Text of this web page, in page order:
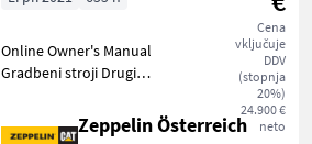
Cena
vključuje
DDV
(stopnja
20%)
24.900 €
neto
Online Owner's Manual
Gradbeni stroji Drugi
Zeppelin Österreich